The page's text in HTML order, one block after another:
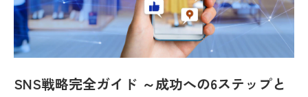
SNS戦略完全ガイド ～成功への6ステップと